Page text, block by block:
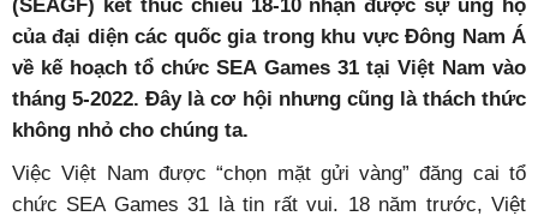
(SEAGF) kết thúc chiều 18-10 nhận được sự ủng hộ
của đại diện các quốc gia trong khu vực Đông Nam Á
về kế hoạch tổ chức SEA Games 31 tại Việt Nam vào
tháng 5-2022. Đây là cơ hội nhưng cũng là thách thức
không nhỏ cho chúng ta.
Việc Việt Nam được “chọn mặt gửi vàng” đăng cai tổ
chức SEA Games 31 là tin rất vui. 18 năm trước, Việt